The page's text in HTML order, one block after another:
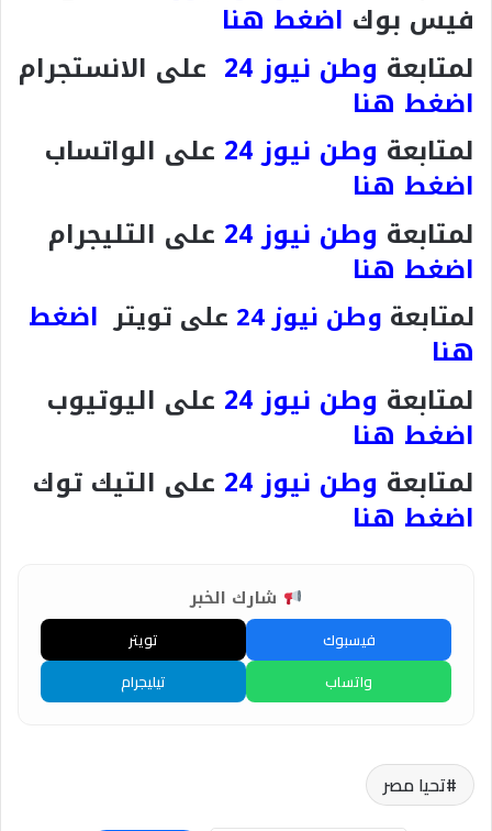
فيس بوك اضغط هنا
لمتابعة وطن نيوز 24 على الانستجرام
اضغط هنا
لمتابعة وطن نيوز 24 على الواتساب
اضغط هنا
لمتابعة وطن نيوز 24 على التليجرام
اضغط هنا
لمتابعة وطن نيوز 24 على تويتر اضغط
هنا
لمتابعة وطن نيوز 24 على اليوتيوب
اضغط هنا
لمتابعة وطن نيوز 24 على التيك توك
اضغط هنا
شارك الخبر
فيسبوك
تويتر
واتساب
تيليجرام
تحيا مصر